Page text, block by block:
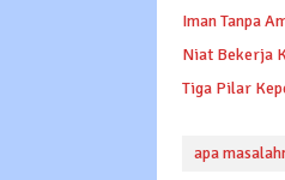
Iman Tanpa
Niat Bekerja
Tiga Pilar
apa